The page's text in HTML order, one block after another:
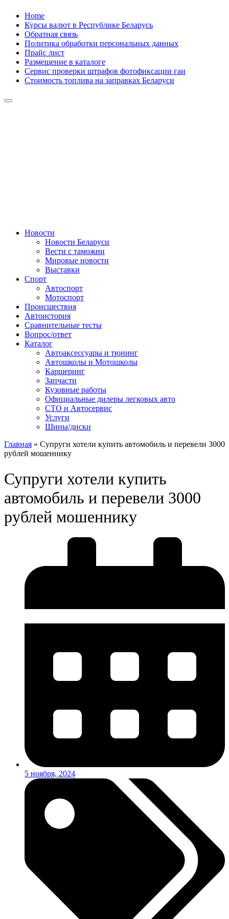
Skip
content
Home
Курсы валют в Республике Беларусь
Обратная связь
Политика обработки персональных данных
Прайс лист
Размещение в каталоге
Сервис проверки штрафов фотофиксации гаи
Стоимость топлива на заправках Беларуси
Сайт про автомобили
Новости
Новости Беларуси
Вести с таможни
Мировые новости
Выставки
Спорт
Автоспорт
Мотоспорт
Происшествия
Автоистория
Сравнительные тесты
Вопрос/ответ
Каталог
Автоакcессуары и тюнинг
Автошколы и Мотошколы
Каршеринг
Запчасти
Кузовные работы
Официальные дилеры легковых авто
СТО и Автосервис
Услуги
Шины/диски
Главная » Супруги хотели купить автомобиль и перевели 3000
рублей мошеннику
Супруги хотели купить
автомобиль и перевели 3000
рублей мошеннику
5 ноября, 2024